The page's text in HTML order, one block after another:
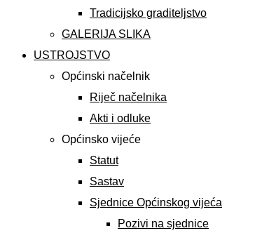
Tradicijsko graditeljstvo
GALERIJA SLIKA
USTROJSTVO
Općinski načelnik
Riječ načelnika
Akti i odluke
Općinsko vijeće
Statut
Sastav
Sjednice Općinskog vijeća
Pozivi na sjednice